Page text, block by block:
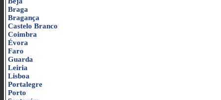
Braga
Bragança
Castelo Branco
Coimbra
Évora
Faro
Guarda
Leiria
Lisboa
Portalegre
Porto